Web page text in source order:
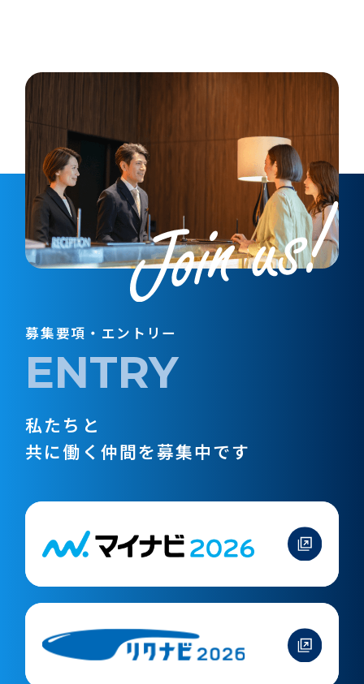
募集要項・エントリー
ENTRY
私たちと
共に働く仲間を募集中です